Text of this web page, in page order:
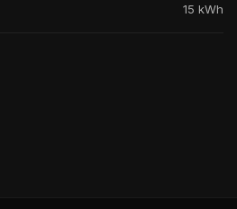
15 kWh